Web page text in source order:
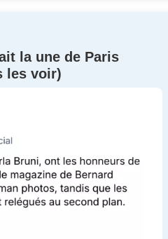
la une de Paris
les voir)